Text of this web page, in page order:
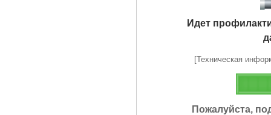
Идет
[Техническая
Пожалуйста,